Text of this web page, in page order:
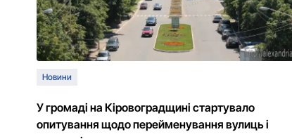
Новини
У громаді на Кіровоградщині стартувало
опитування щодо перейменування вулиць і